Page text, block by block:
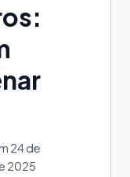
24 de
2025